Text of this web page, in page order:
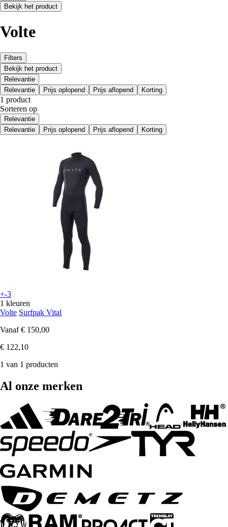
Bekijk het product
Volte
Filters
Bekijk het product
Relevantie
Relevantie
Prijs oplopend Prijs aflopend Korting
1 product
Sorteren op
Relevantie
Relevantie
Prijs oplopend Prijs aflopend Korting
+-3
1 kleuren
Volte Surfpak Vital
Vanaf € 150,00
€ 122,10
1 van 1 producten
Al onze merken